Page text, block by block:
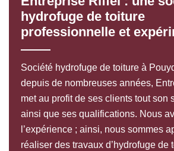
hydrofuge de toiture
professionnelle et
Société hydrofuge de toiture à
depuis de nombreuses années,
met au profit de ses clients tout son
ainsi que ses qualifications. Nous
l’expérience ; ainsi, nous sommes
réaliser des travaux d’hydrofuge de